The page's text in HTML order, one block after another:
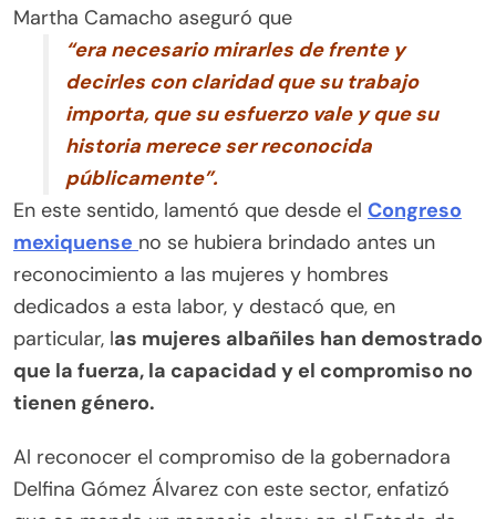
Martha Camacho aseguró que
“era necesario mirarles de frente y
decirles con claridad que su trabajo
importa, que su esfuerzo vale y que su
historia merece ser reconocida
públicamente”.
En este sentido, lamentó que desde el Congreso
mexiquense no se hubiera brindado antes un
reconocimiento a las mujeres y hombres
dedicados a esta labor, y destacó que, en
particular, las mujeres albañiles han demostrado
que la fuerza, la capacidad y el compromiso no
tienen género.
Al reconocer el compromiso de la gobernadora
Delfina Gómez Álvarez con este sector, enfatizó